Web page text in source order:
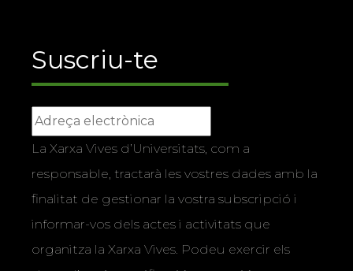
Suscriu-te
La Xarxa Vives d’Universitats, com a
responsable, tractarà les vostres dades amb la
finalitat de gestionar la vostra subscripció i
informar-vos dels actes i activitats que
organitza la Xarxa Vives. Podeu exercir els